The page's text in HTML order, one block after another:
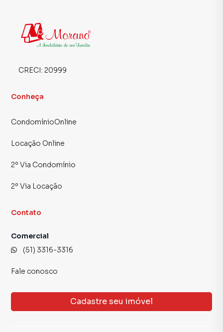
CRECI: 20999
Conheça
CondomínioOnline
Locação Online
2º Via Condomínio
2º Via Locação
Contato
Comercial
(51) 3316-3316
Fale conosco
Cadastre seu imóvel